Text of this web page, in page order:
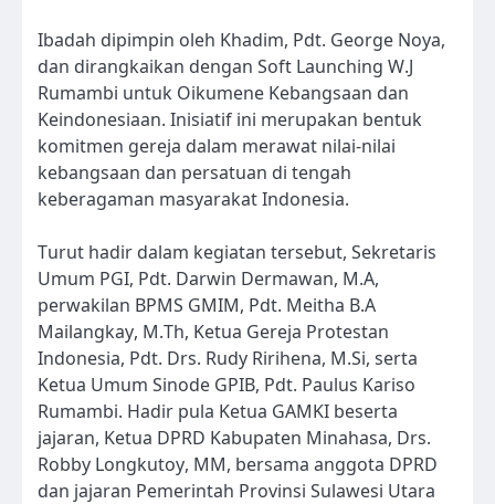
Ibadah dipimpin oleh Khadim, Pdt. George Noya,
dan dirangkaikan dengan Soft Launching W.J
Rumambi untuk Oikumene Kebangsaan dan
Keindonesiaan. Inisiatif ini merupakan bentuk
komitmen gereja dalam merawat nilai-nilai
kebangsaan dan persatuan di tengah
keberagaman masyarakat Indonesia.
Turut hadir dalam kegiatan tersebut, Sekretaris
Umum PGI, Pdt. Darwin Dermawan, M.A,
perwakilan BPMS GMIM, Pdt. Meitha B.A
Mailangkay, M.Th, Ketua Gereja Protestan
Indonesia, Pdt. Drs. Rudy Ririhena, M.Si, serta
Ketua Umum Sinode GPIB, Pdt. Paulus Kariso
Rumambi. Hadir pula Ketua GAMKI beserta
jajaran, Ketua DPRD Kabupaten Minahasa, Drs.
Robby Longkutoy, MM, bersama anggota DPRD
dan jajaran Pemerintah Provinsi Sulawesi Utara